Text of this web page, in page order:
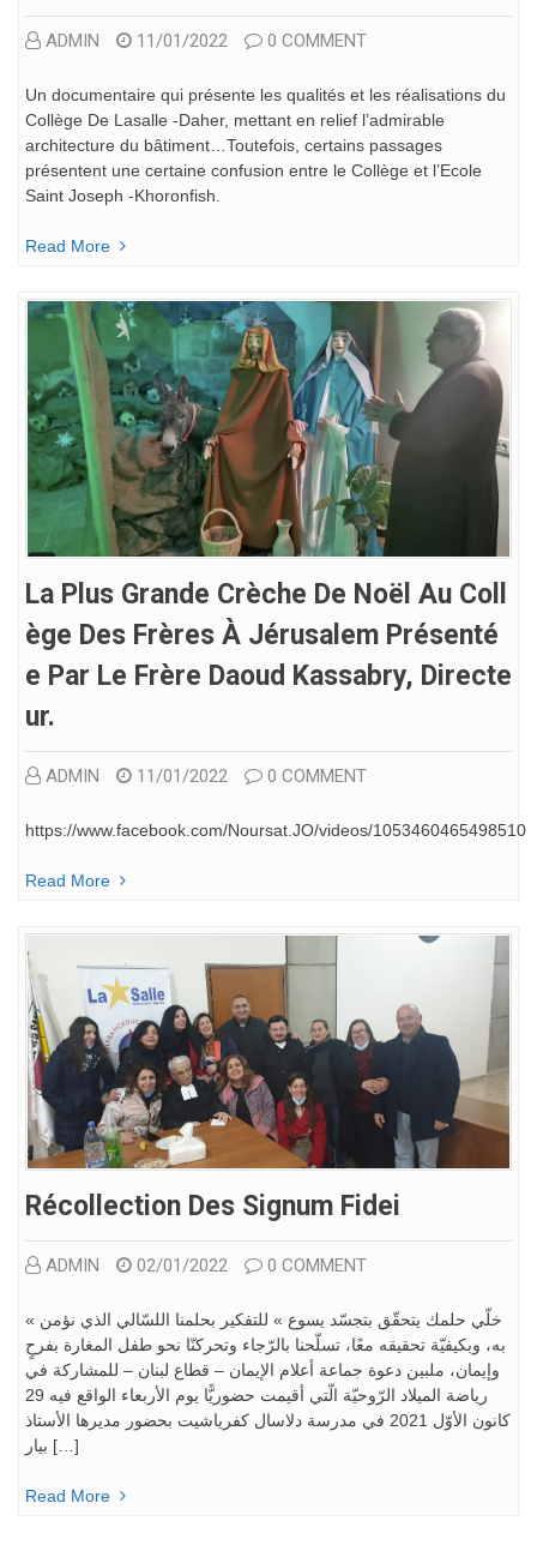
ADMIN 11/01/2022 0 COMMENT
Un documentaire qui présente les qualités et les réalisations du
Collège De Lasalle -Daher, mettant en relief l’admirable
architecture du bâtiment…Toutefois, certains passages
présentent une certaine confusion entre le Collège et l’Ecole
Saint Joseph -Khoronfish.
Read More
La Plus Grande Crèche De Noël Au Coll
Ège Des Frères À Jérusalem Présenté
E Par Le Frère Daoud Kassabry, Directe
Ur.
ADMIN 11/01/2022 0 COMMENT
https://www.facebook.com/Noursat.JO/videos/1053460465498510
Read More
Récollection Des Signum Fidei
ADMIN 02/01/2022 0 COMMENT
« خلّي حلمك يتحقّق بتجسّد يسوع » للتفكير بحلمنا اللسّالي الذي نؤمن
به، وبكيفيّة تحقيقه معًا، تسلّحنا بالرّجاء وتحركنّا نحو طفل المغارة بفرحٍ
وإيمان، ملبين دعوة جماعة أعلام الإيمان – قطاع لبنان – للمشاركة في
رياضة الميلاد الرّوحيّة الّتي أقيمت حضوريًّا يوم الأربعاء الواقع فيه 29
كانون الأوّل 2021 في مدرسة دلاسال كفرياشيت بحضور مديرها الأستاذ
بيار […]
Read More